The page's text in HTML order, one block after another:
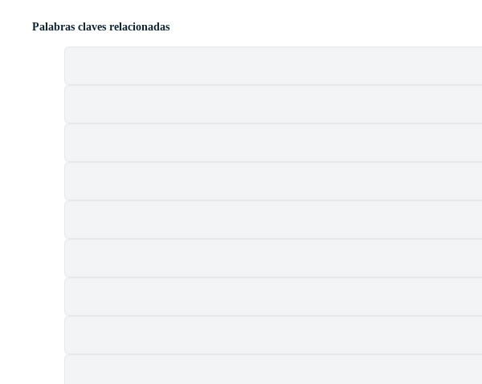
Palabras claves relacionadas